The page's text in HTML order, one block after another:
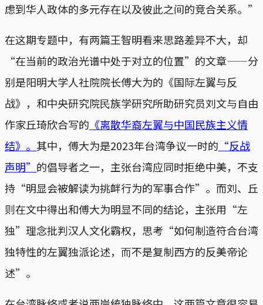
虑到华⼈政体的多元存在以及彼此之间的竞合关系。”
在这期专题中，有两篇王智明看来思路差异不大，却
“在当前的政治光谱中处于对⽴的位置”的文章——分
别是阳明大学⼈社院院长傅大为的《国际左翼与反
战》，和中央研究院⺠族学研究所助研究员刘文与自由
作家丘琦欣合写的 《离散华裔左翼与中国民族主义情
结》。 其中，傅大为是2023年台湾争议一时的 “反战
声明” 的倡导者之一，主张台湾应同时拒绝中美，不支
持“明显会被解读为挑衅行为的军事合作”。而刘、丘
则在文中得出和傅大为明显不同的结论，主张用“左
独”理念批判汉人文化霸权，思考“如何制造符合台湾
独特性的左翼独派论述，⽽不是复制西⽅的反美帝论
述”。